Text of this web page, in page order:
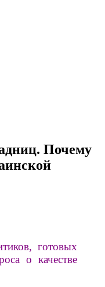
Почему
готовых
о качестве